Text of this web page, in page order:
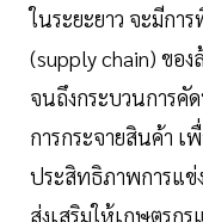
ในระยะยาว จะมีกา
(supply chain) ขอ
จนถึงกระบวนการคั
การกระจายสินค้า
ประสิทธิภาพการแข่
ส่งเสริมให้เกษตรก